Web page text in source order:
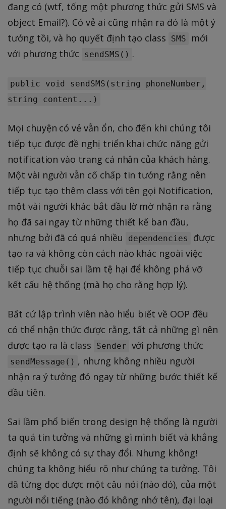
đang có (wtf, tống một phương thức gửi SMS và
object Email?). Có vẻ ai cũng nhận ra đó là một ý
tưởng tồi, và họ quyết định tạo class
SMS
mới
với phương thức
sendSMS() .
public void sendSMS(string phoneNumber,
string content...)
Mọi chuyện có vẻ vẫn ổn, cho đến khi chúng tôi
tiếp tục được đề nghị triển khai chức năng gửi
notification vào trang cá nhân của khách hàng.
Một vài người vẫn cố chấp tin tưởng rằng nên
tiếp tục tạo thêm class với tên gọi Notification,
một vài người khác bắt đầu lờ mờ nhận ra rằng
họ đã sai ngay từ những thiết kế ban đầu,
nhưng bởi đã có quá nhiều
dependencies
được
tạo ra và không còn cách nào khác ngoài việc
tiếp tục chuỗi sai lầm tệ hại để không phá vỡ
kết cấu hệ thống (mà họ cho rằng hợp lý).
Bất cứ lập trình viên nào hiểu biết về OOP đều
có thể nhận thức được rằng, tất cả những gì nên
được tạo ra là class
Sender với phương thức
sendMessage() , nhưng không nhiều người
nhận ra ý tưởng đó ngay từ những bước thiết kế
đầu tiên.
Sai lầm phổ biến trong design hệ thống là người
ta quá tin tưởng và những gì mình biết và khẳng
định sẽ không có sự thay đổi. Nhưng không!
chúng ta không hiểu rõ như chúng ta tưởng. Tôi
đã từng đọc được một câu nói (nào đó), của một
người nổi tiếng (nào đó không nhớ tên), đại loại